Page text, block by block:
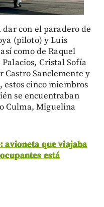
dar con el paradero de
(piloto) y Luis
como de Raquel
Cristal Sofía
Castro Sanclemente y
estos cinco miembros
se encuentraban
Culma, Miguelina
avioneta que viajaba
está